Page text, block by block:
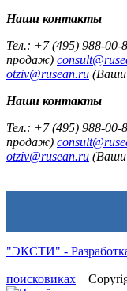
Наши контакты
Тел.: +7 (495) 988-00-
продаж)
otziv@rusean.ru (Ваши
Наши контакты
Тел.: +7 (495) 988-00-
продаж)
otziv@rusean.ru (Ваши
"ЭКСТИ" -
поисковиках